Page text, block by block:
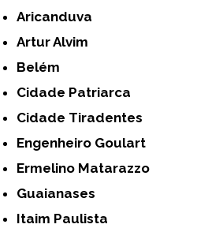
Aricanduva
Artur Alvim
Belém
Cidade Patriarca
Cidade Tiradentes
Engenheiro Goulart
Ermelino Matarazzo
Guaianases
Itaim Paulista